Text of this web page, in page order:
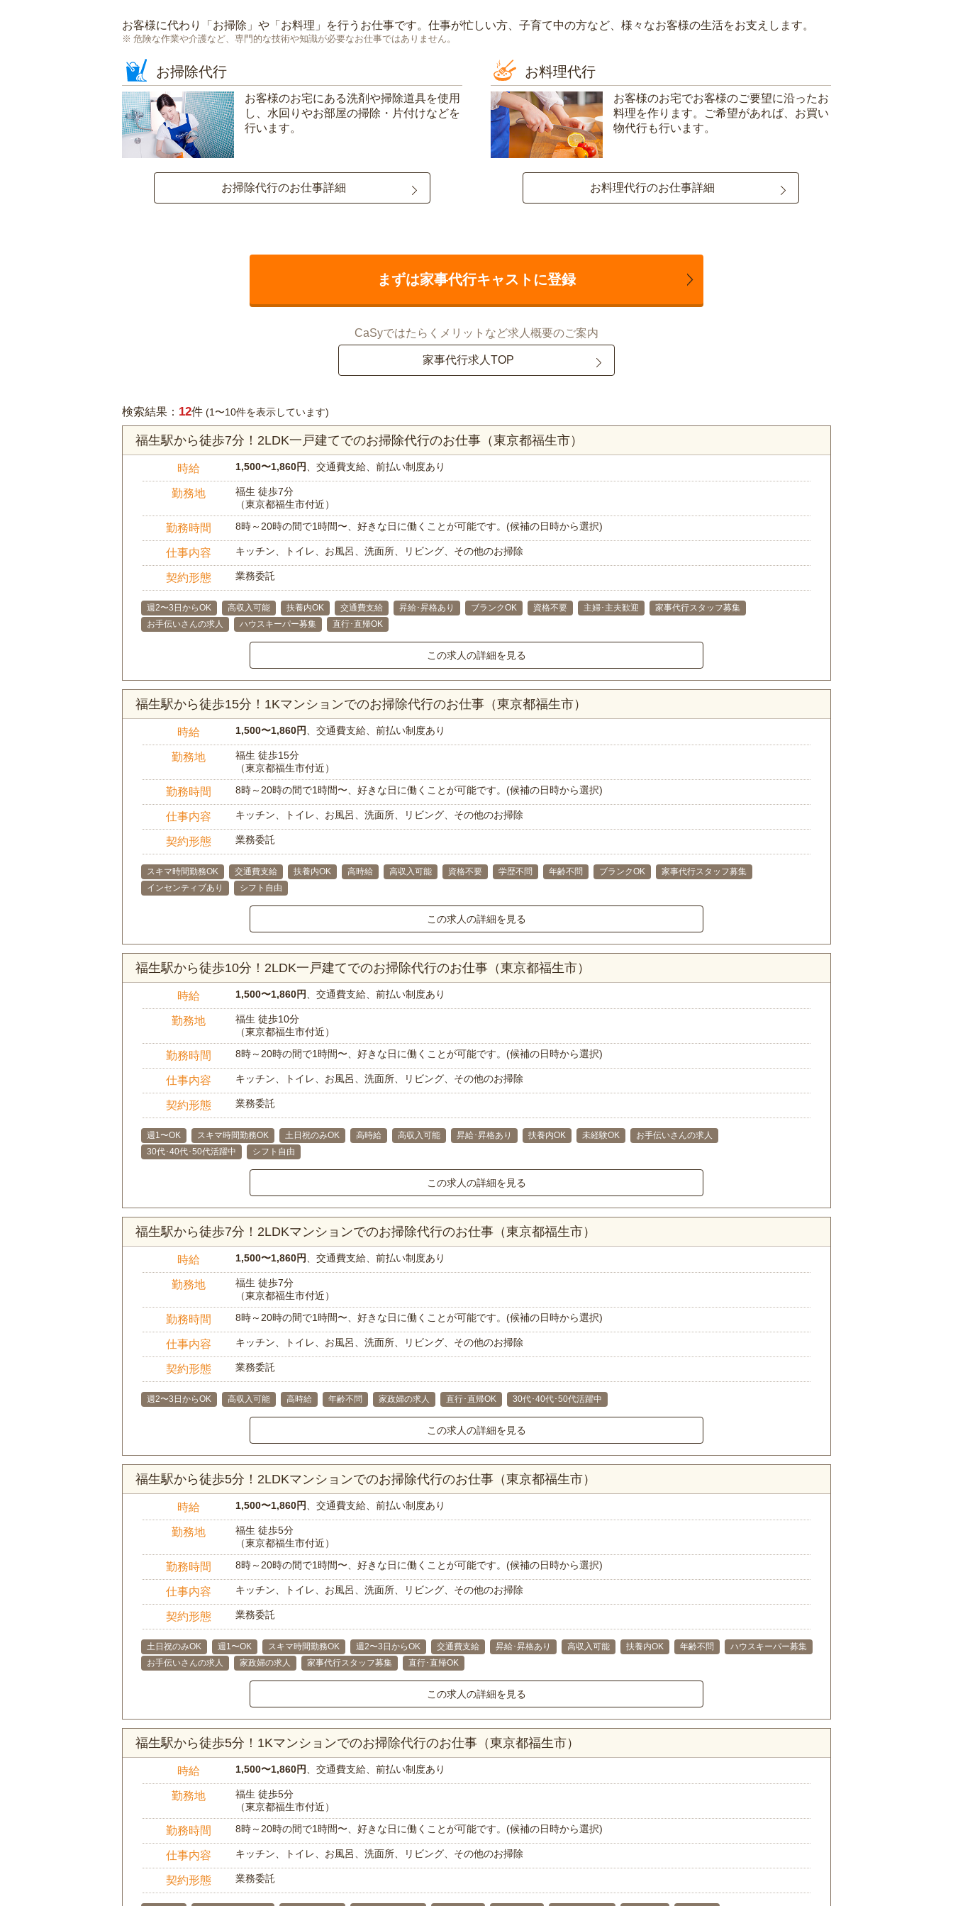
お客様に代わり「 お掃除 」や「 お料理 」を行うお仕事です。仕事が忙しい方、子育て中の方など、様々なお客様の生活をお支えします。
危険な作業や介護など、専門的な技術や知識が必要なお仕事ではありません。
お掃除代行
お客様のお宅にある洗剤や掃除道具を使用
し、水回りやお部屋の掃除・片付けなどを
行います。
お掃除代行のお仕事詳細
お料理代行
お客様のお宅でお客様のご要望に沿ったお
料理を作ります。ご希望があれば、お買い
物代行も行います。
お料理代行のお仕事詳細
まずは家事代行キャストに登録
CaSyではたらくメリットなど求人概要のご案内
家事代行求人TOP
検索結果： 12件 (1〜10件を表示しています)
福生駅から徒歩7分！2LDK一戸建てでのお掃除代行のお仕事（東京都福生市）
時給 1,500〜1,860円 、交通費支給、前払い制度あり
勤務地
福生 徒歩7分
（東京都福生市付近）
勤務時間 8時～20時の間で1時間〜、好きな日に働くことが可能です。(候補の日時から選択)
仕事内容 キッチン、トイレ、お風呂、洗面所、リビング、その他のお掃除
契約形態 業務委託
週2〜3日からOK 高収入可能 扶養内OK 交通費支給 昇給･昇格あり ブランクOK 資格不要 主婦･主夫歓迎
家事代行スタッフ募集
お手伝いさんの求人
ハウスキーパー募集 直行･直帰OK
この求人の詳細を見る
福生駅から徒歩15分！1Kマンションでのお掃除代行のお仕事（東京都福生市）
時給 1,500〜1,860円 、交通費支給、前払い制度あり
勤務地
福生 徒歩15分
（東京都福生市付近）
勤務時間 8時～20時の間で1時間〜、好きな日に働くことが可能です。(候補の日時から選択)
仕事内容 キッチン、トイレ、お風呂、洗面所、リビング、その他のお掃除
契約形態 業務委託
スキマ時間勤務OK 交通費支給 扶養内OK 高時給 高収入可能 資格不要 学歴不問 年齢不問 ブランクOK
家事代行スタッフ募集
インセンティブあり
シフト自由
この求人の詳細を見る
福生駅から徒歩10分！2LDK一戸建てでのお掃除代行のお仕事（東京都福生市）
時給 1,500〜1,860円 、交通費支給、前払い制度あり
勤務地
福生 徒歩10分
（東京都福生市付近）
勤務時間 8時～20時の間で1時間〜、好きな日に働くことが可能です。(候補の日時から選択)
仕事内容 キッチン、トイレ、お風呂、洗面所、リビング、その他のお掃除
契約形態 業務委託
週1〜OK スキマ時間勤務OK 土日祝のみOK 高時給 高収入可能 昇給･昇格あり 扶養内OK 未経験OK
お手伝いさんの求人
30代･40代･50代活躍中
シフト自由
この求人の詳細を見る
福生駅から徒歩7分！2LDKマンションでのお掃除代行のお仕事（東京都福生市）
時給 1,500〜1,860円 、交通費支給、前払い制度あり
勤務地
福生 徒歩7分
（東京都福生市付近）
勤務時間 8時～20時の間で1時間〜、好きな日に働くことが可能です。(候補の日時から選択)
仕事内容 キッチン、トイレ、お風呂、洗面所、リビング、その他のお掃除
契約形態 業務委託
週2〜3日からOK 高収入可能 高時給 年齢不問 家政婦の求人 直行･直帰OK 30代･40代･50代活躍中
この求人の詳細を見る
福生駅から徒歩5分！2LDKマンションでのお掃除代行のお仕事（東京都福生市）
時給 1,500〜1,860円 、交通費支給、前払い制度あり
勤務地
福生 徒歩5分
（東京都福生市付近）
勤務時間 8時～20時の間で1時間〜、好きな日に働くことが可能です。(候補の日時から選択)
仕事内容 キッチン、トイレ、お風呂、洗面所、リビング、その他のお掃除
契約形態 業務委託
土日祝のみOK 週1〜OK スキマ時間勤務OK 週2〜3日からOK 交通費支給 昇給･昇格あり 高収入可能 扶養内OK 年齢不問
ハウスキーパー募集
お手伝いさんの求人
家政婦の求人 家事代行スタッフ募集 直行･直帰OK
この求人の詳細を見る
福生駅から徒歩5分！1Kマンションでのお掃除代行のお仕事（東京都福生市）
時給 1,500〜1,860円 、交通費支給、前払い制度あり
勤務地
福生 徒歩5分
（東京都福生市付近）
勤務時間 8時～20時の間で1時間〜、好きな日に働くことが可能です。(候補の日時から選択)
仕事内容 キッチン、トイレ、お風呂、洗面所、リビング、その他のお掃除
契約形態 業務委託